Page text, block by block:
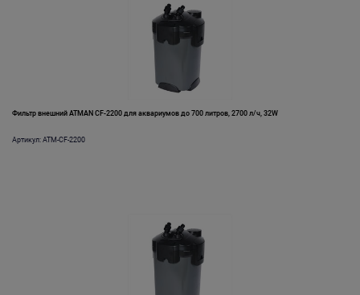
Фильтр внешний ATMAN CF-2200 для аквариумов до 700 литров, 2700 л/ч, 32W
Артикул: ATM-CF-2200